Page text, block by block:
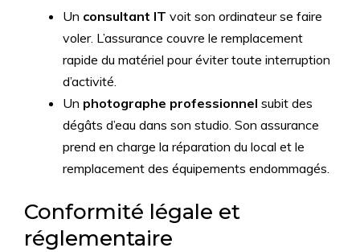
Un consultant IT voit son ordinateur se faire
voler. L’assurance couvre le remplacement
rapide du matériel pour éviter toute interruption
d’activité.
Un photographe professionnel subit des
dégâts d’eau dans son studio. Son assurance
prend en charge la réparation du local et le
remplacement des équipements endommagés.
Conformité légale et
réglementaire